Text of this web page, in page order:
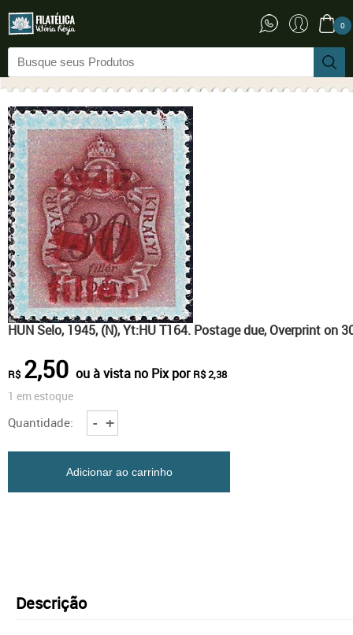
0
HUN Selo, 1945, (N), Yt:HU T164. Postage due, Overprint on
R$ 2,50 ou à vista no Pix por R$ 2,38
1 em estoque
HUN
Selo,
quantidade
Quantidade: - +
Adicionar ao carrinho
Descrição